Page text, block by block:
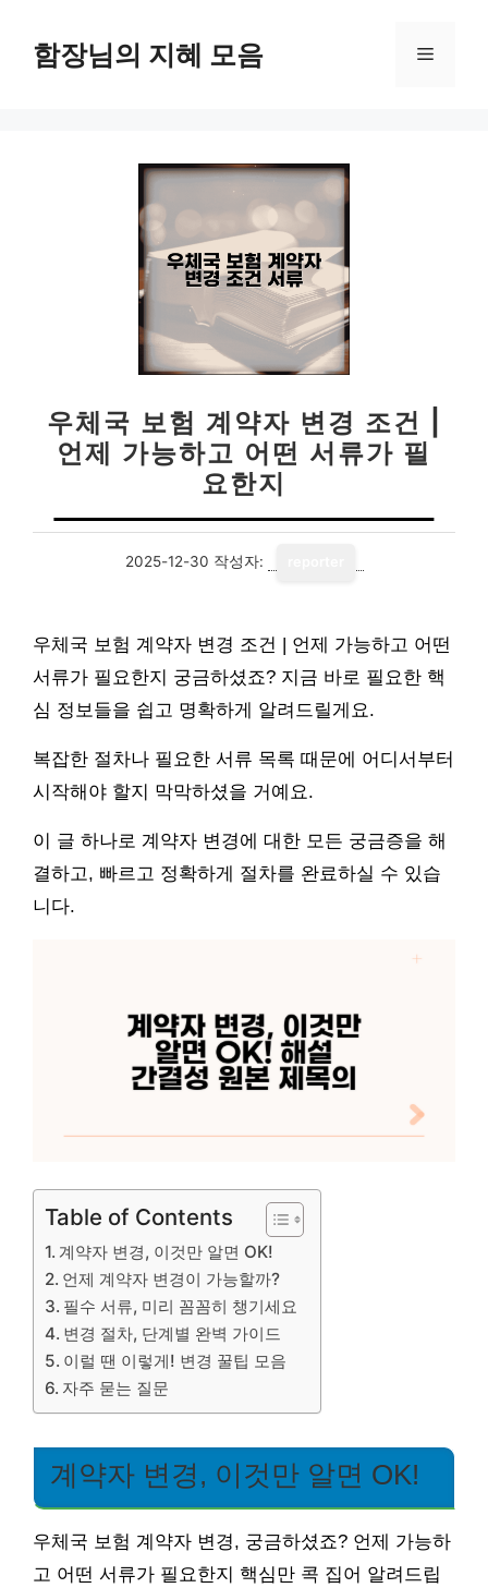
함장님의 지혜 모음 메
우체국 보험 계약자 변경 조건 |
언제 가능하고 어떤 서류가 필
요한지
2025-12-30 작성자:
우체국 보험 계약자 변경 조건 | 언제 가능하고 어떤
서류가 필요한지 궁금하셨죠? 지금 바로 필요한 핵
심 정보들을 쉽고 명확하게 알려드릴게요.
복잡한 절차나 필요한 서류 목록 때문에 어디서부터
시작해야 할지 막막하셨을 거예요.
이 글 하나로 계약자 변경에 대한 모든 궁금증을 해
결하고, 빠르고 정확하게 절차를 완료하실 수 있습
니다.
Table of Contents
계약자 변경, 이것만 알면 OK!
언제 계약자 변경이 가능할까?
필수 서류, 미리 꼼꼼히 챙기세요
변경 절차, 단계별 완벽 가이드
이럴 땐 이렇게! 변경 꿀팁 모음
자주 묻는 질문
계약자 변경, 이것만 알면 OK!
우체국 보험 계약자 변경, 궁금하셨죠? 언제 가능하
고 어떤 서류가 필요한지 핵심만 콕 집어 알려드립